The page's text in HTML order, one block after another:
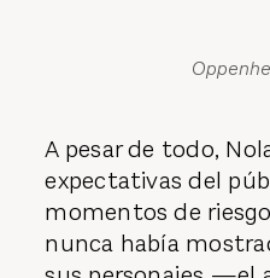
A pesar de todo,
expectativas del
momentos de
nunca había